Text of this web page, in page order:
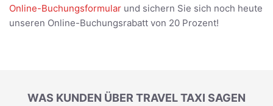
Online-Buchungsformular und sichern Sie sich noch heute
unseren Online-Buchungsrabatt von 20 Prozent!
WAS KUNDEN ÜBER TRAVEL TAXI SAGEN